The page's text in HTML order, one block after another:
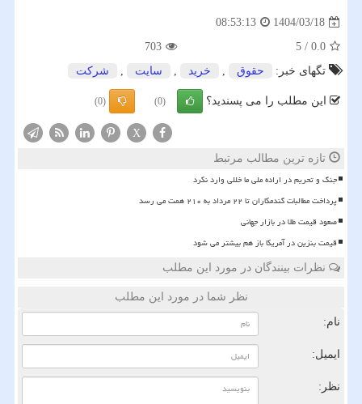
1404/03/18
08:53:13
0.0
/
5
703
تگهای خبر:
حقوق , خرید , سایت , شركت
این مطلب را می پسندید؟ (0)
(0)
X
تازه ترین مطالب مرتبط
جنگ و تحریم در اراده ملی ما خللی وارد نکرد
پرداخت مطالبات گندمکاران تا ۲۲ مرداد به ۲۱۰ همت می رسد
صعود قیمت طلا در بازار جهانی
قیمت بنزین در آمریکا باز هم بیشتر می شود
نظرات بینندگان در مورد این مطلب
نظر شما در مورد این مطلب
نام:
ایمیل:
نظر: